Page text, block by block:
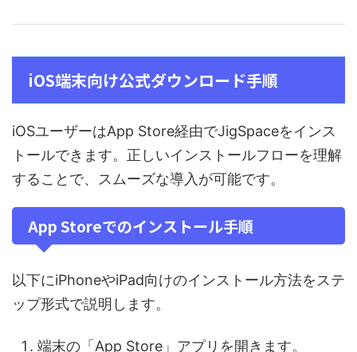
iOS端末向け公式ダウンロード手順
iOSユーザーはApp Store経由でJigSpaceをインス
トールできます。正しいインストールフローを理解
することで、スムーズな導入が可能です。
App Storeでのインストール手順
以下にiPhoneやiPad向けのインストール方法をステ
ップ形式で説明します。
端末の「App Store」アプリを開きます。